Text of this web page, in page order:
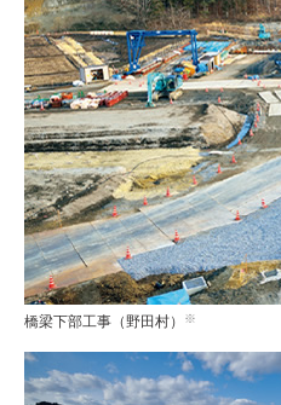
橋梁下部工事（野田村） ※